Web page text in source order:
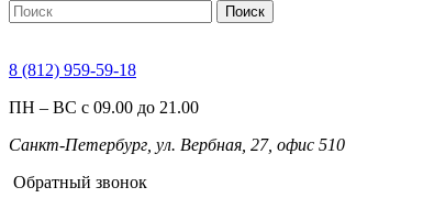
Поиск
8 (812) 959-59-18
ПН – ВС с 09.00 до 21.00
Санкт-Петербург, ул. Вербная, 27, офис 510
Обратный звонок